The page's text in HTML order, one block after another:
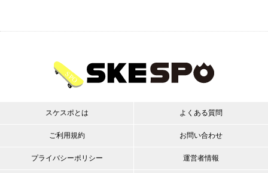
スケスポとは
ご利用規約
プライバシーポリシー
よくある質問
お問い合わせ
運営者情報